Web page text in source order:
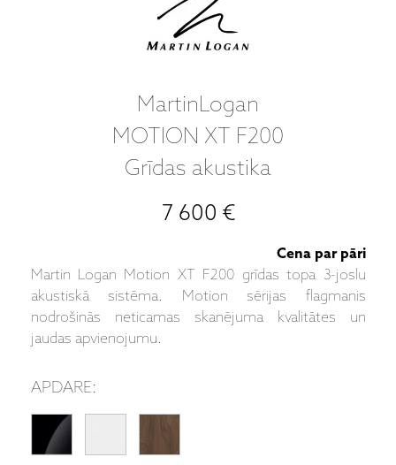
MartinLogan
MOTION XT F200
Grīdas akustika
7 600 €
Cena par pāri
Martin Logan Motion XT F200 grīdas topa 3-joslu
akustiskā sistēma. Motion sērijas flagmanis
nodrošinās neticamas skanējuma kvalitātes un
jaudas apvienojumu.
APDARE: